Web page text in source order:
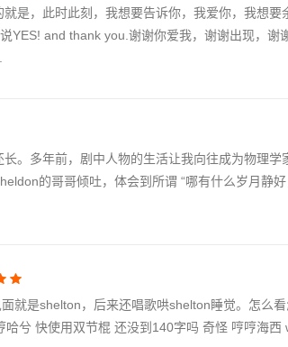
是，此时此刻，我想要告诉你，我爱你，我想要
YES! and thank you.谢谢你爱我，谢谢出现，谢
。多年前，剧中人物的生活让我向往成为物理
的哥哥倾吐，体会到所谓 “哪有什么岁月静
就是shelton，后来还唱歌哄shelton睡觉。怎么
兮 快使用双节棍 还没到140字吗 奇怪 哼哼海